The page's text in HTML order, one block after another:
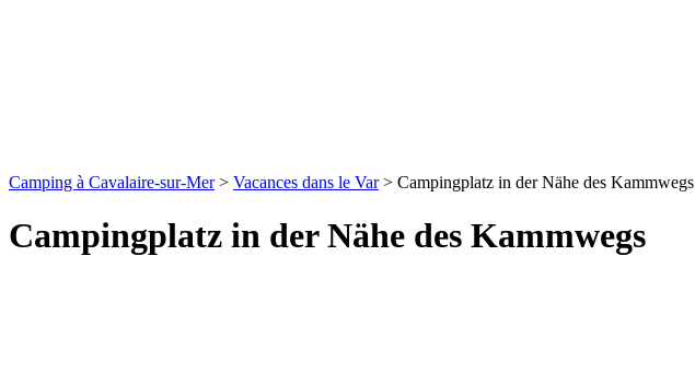
Camping à Cavalaire-sur-Mer> Vacances dans le Var> Campingplatz in der Nähe des Kammwegs
Campingplatz in der Nähe des Kammwegs